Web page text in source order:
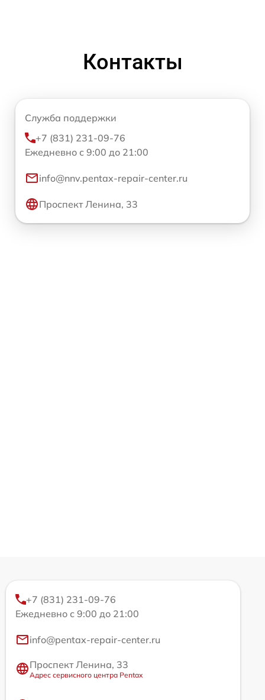
Контакты
Служба поддержки
+7 (831) 231-09-76
Ежедневно с 9:00 до 21:00
info@nnv.pentax-repair-center.ru
Проспект Ленина, 33
+7 (831) 231-09-76
Ежедневно с 9:00 до 21:00
info@pentax-repair-center.ru
Проспект Ленина, 33
Адрес сервисного центра Pentax